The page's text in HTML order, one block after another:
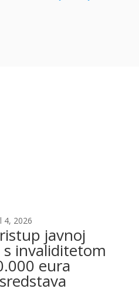
4, 2026
javnoj
s invaliditetom
eura